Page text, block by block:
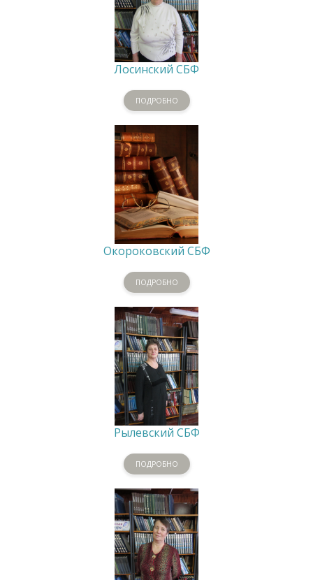
Лосинский СБФ
ПОДРОБНО
Окороковский СБФ
ПОДРОБНО
Рылевский СБФ
ПОДРОБНО